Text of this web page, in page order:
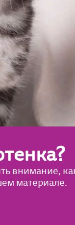
внимание,
материале.